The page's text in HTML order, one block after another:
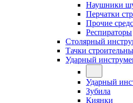
Наушники
Перчатки
Прочие
Респираторы
Столярный
Тачки
Ударный
Ударный
Зубила
Киянки